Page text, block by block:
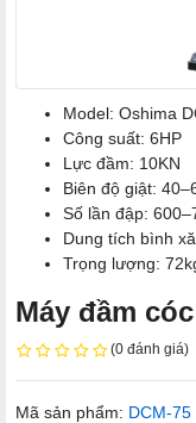
Model: Oshima
Công suất: 6HP
Lực đầm: 10KN
Biên độ giật:
Số lần đập:
Dung tích bình
Trọng lượng:
Máy đầm
(0 đánh giá)
Mã sản phẩm: DCM-75